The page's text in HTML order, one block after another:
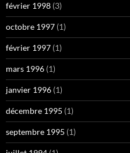
février 1998 (3)
octobre 1997 (1)
février 1997 (1)
mars 1996 (1)
janvier 1996 (1)
décembre 1995 (1)
septembre 1995 (1)